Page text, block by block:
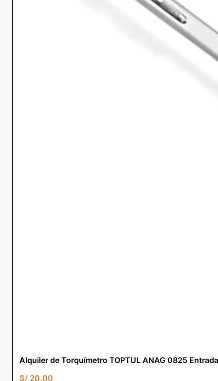
Alquiler de Torquímetro TOPTUL ANAG 0825
S/20.00